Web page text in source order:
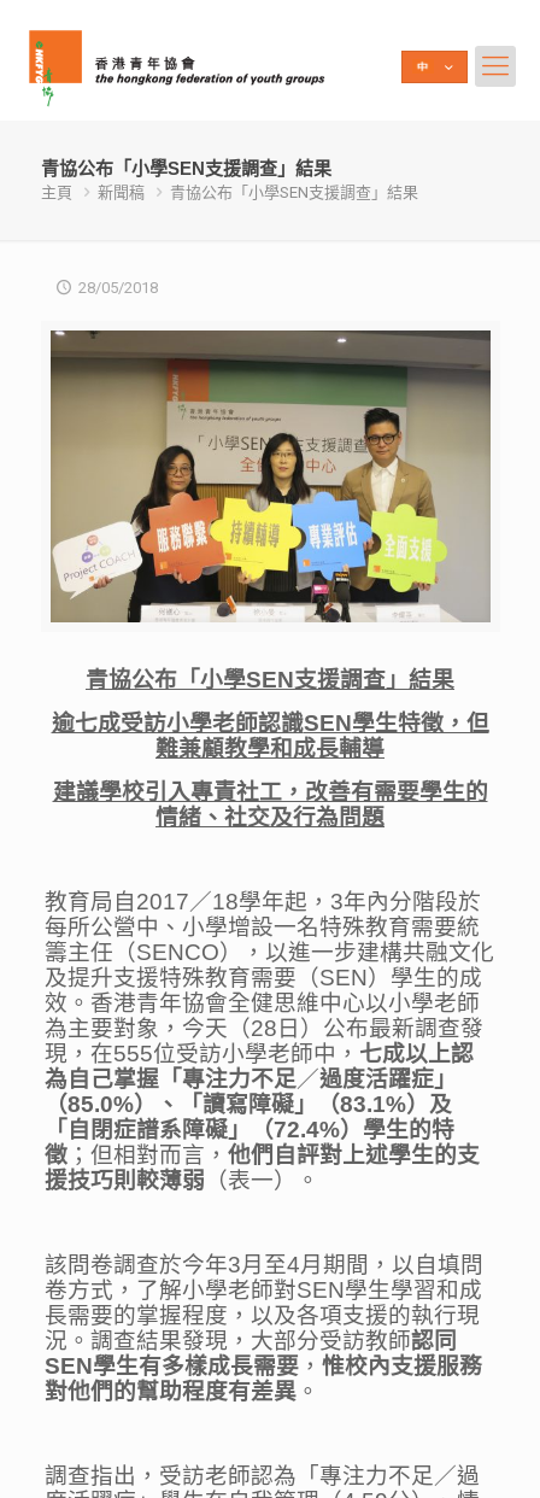
青協公布「小學SEN支援調查」結果
主頁 新聞稿 青協公布「小學SEN支援調查」結果
28/05/2018
青協公布「小學SEN支援調查」結果
逾七成受訪小學老師認識SEN學生特徵，但
難兼顧教學和成長輔導
建議學校引入專責社工，改善有需要學生的
情緒、社交及行為問題
教育局自2017／18學年起，3年內分階段於
每所公營中、小學增設一名特殊教育需要統
籌主任（SENCO），以進一步建構共融文化
及提升支援特殊教育需要（SEN）學生的成
效。香港青年協會全健思維中心以小學老師
為主要對象，今天（28日）公布最新調查發
現，在555位受訪小學老師中， 七成以上認
為自己掌握「專注力不足／過度活躍症」
（85.0%）、「讀寫障礙」（83.1%）及
「自閉症譜系障礙」（72.4%）學生的特
徵 ；但相對而言，他們自評對上述學生的支
援技巧則較薄弱 （表一）。
該問卷調查於今年3月至4月期間，以自填問
卷方式，了解小學老師對SEN學生學習和成
長需要的掌握程度，以及各項支援的執行現
況。調查結果發現，大部分受訪教師認同
SEN學生有多樣成長需要 ，惟校內支援服務
對他們的幫助程度有差異 。
調查指出，受訪老師認為「專注力不足／過